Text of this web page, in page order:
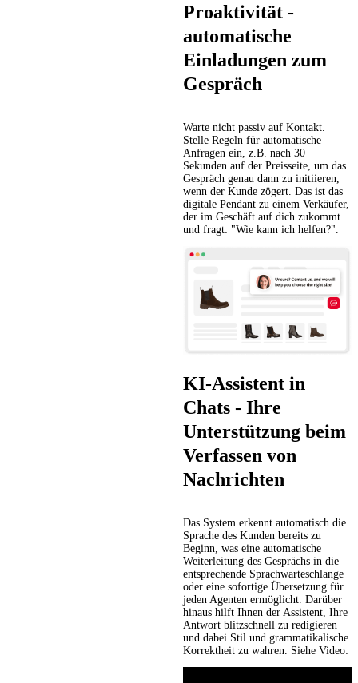
Proaktivität -
automatische
Einladungen zum
Gespräch
Warte nicht passiv auf Kontakt.
Stelle Regeln für automatische
Anfragen ein, z.B. nach 30
Sekunden auf der Preisseite, um das
Gespräch genau dann zu initiieren,
wenn der Kunde zögert. Das ist das
digitale Pendant zu einem Verkäufer,
der im Geschäft auf dich zukommt
und fragt: "Wie kann ich helfen?".
KI-Assistent in
Chats - Ihre
Unterstützung beim
Verfassen von
Nachrichten
Das System erkennt automatisch die
Sprache des Kunden bereits zu
Beginn, was eine automatische
Weiterleitung des Gesprächs in die
entsprechende Sprachwarteschlange
oder eine sofortige Übersetzung für
jeden Agenten ermöglicht. Darüber
hinaus hilft Ihnen der Assistent, Ihre
Antwort blitzschnell zu redigieren
und dabei Stil und grammatikalische
Korrektheit zu wahren. Siehe Video: